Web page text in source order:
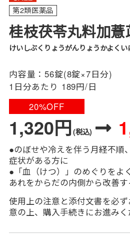
第2類医薬品
桂枝茯苓丸料加薏
けいしぶくりょうがんりょうかよくい
内容量：56錠(8錠×7日分)
1日分あたり 189円/日
20%OFF
1,320円(税込)
●のぼせや冷えを伴う月経不順
症状がある方に
●「血（けつ）」のめぐりをよ
あれをからだの内側から改善す
使用上の注意と添付文書を必
意の上、購入手続きにお進みく